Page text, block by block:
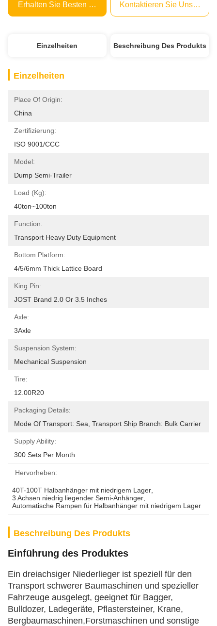
Erhalten Sie Besten Preis Kontaktieren Sie Uns Jetzt
Einzelheiten Beschreibung Des Produkts
Einzelheiten
Place Of Origin:
China
Zertifizierung:
ISO 9001/CCC
Model:
Dump Semi-Trailer
Load (Kg):
40ton~100ton
Function:
Transport Heavy Duty Equipment
Bottom Platform:
4/5/6mm Thick Lattice Board
King Pin:
JOST Brand 2.0 Or 3.5 Inches
Axle:
3Axle
Suspension System:
Mechanical Suspension
Tire:
12.00R20
Packaging Details:
Mode Of Transport: Sea, Transport Ship Branch: Bulk Carrier
Supply Ability:
300 Sets Per Month
Hervorheben:
40T-100T Halbanhänger mit niedrigem Lager
3 Achsen niedrig liegender Semi-Anhänger
Automatische Rampen für Halbanhänger mit niedrigem Lager
Beschreibung Des Produkts
Einführung des Produktes
Ein dreiachsiger Niederlieger ist speziell für den
Transport schwerer Baumaschinen und spezieller
Fahrzeuge ausgelegt, geeignet für Bagger,
Bulldozer, Ladegeräte, Pflastersteiner, Krane,
Bergbaumaschinen,Forstmaschinen und sonstige